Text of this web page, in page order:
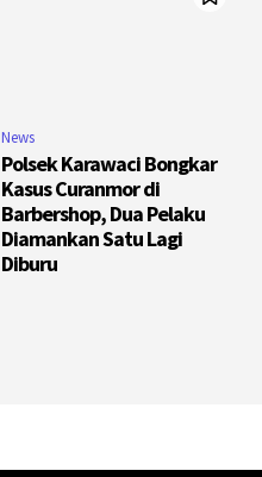
News
Polsek Karawaci Bongkar
Kasus Curanmor di
Barbershop, Dua Pelaku
Diamankan Satu Lagi
Diburu